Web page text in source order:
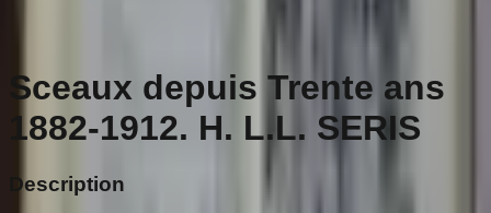
Sceaux depuis Trente ans
1882-1912. H. L.L. SERIS
Description